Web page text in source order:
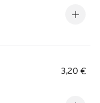
3,20 €